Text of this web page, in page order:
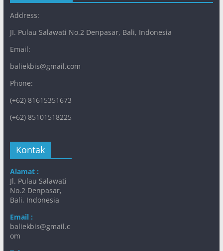
Address:
JI. Pulau Salawati No.2 Denpasar, Bali, Indonesia
Email:
baliekbis@gmail.com
Phone:
(+62) 81615351673
(+62) 85101518225
Kontak
Alamat :
Jl. Pulau Salawati
No.2 Denpasar,
Bali, Indonesia
Email :
baliekbis@gmail.c
om